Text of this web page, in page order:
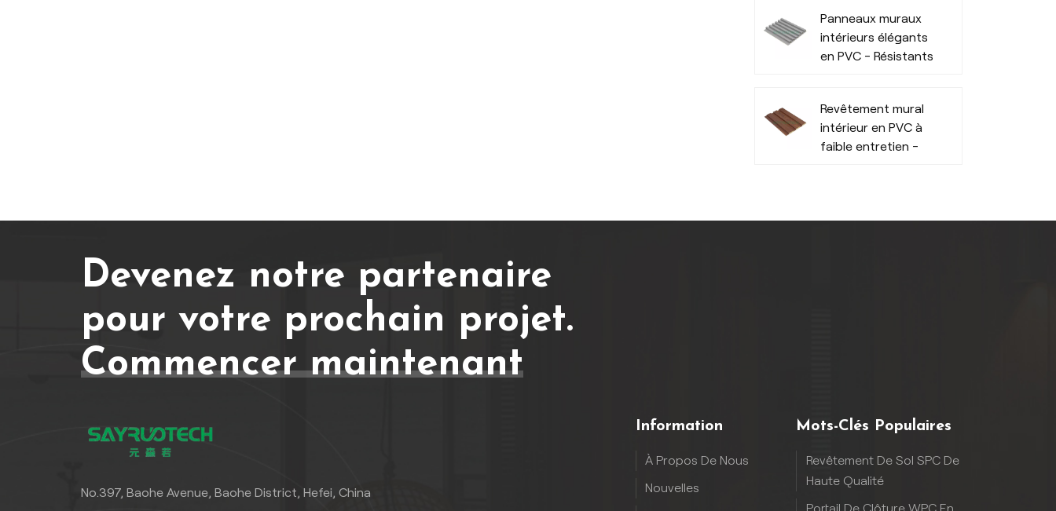
d'entretien
Panneaux muraux
intérieurs élégants
en PVC - Résistants
Revêtement mural
intérieur en PVC à
faible entretien -
Devenez notre partenaire
pour votre prochain projet.
Commencer maintenant
No.397, Baohe Avenue, Baohe District, Hefei, China
Information
À Propos De Nous
Nouvelles
Mots-Clés Populaires
Revêtement De Sol SPC De
Haute Qualité
Portail De Clôture WPC En